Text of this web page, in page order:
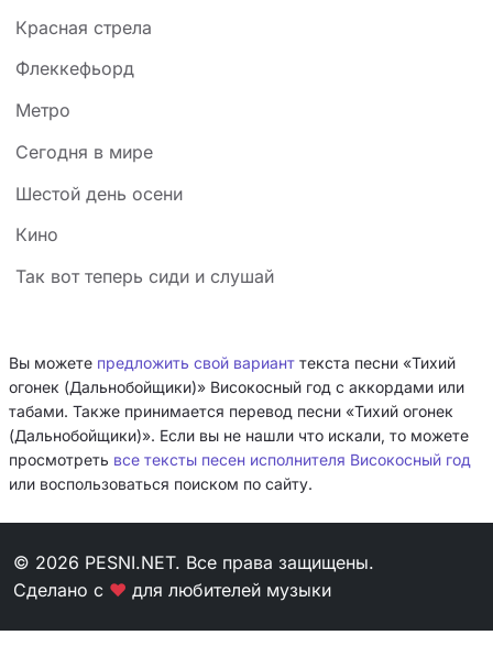
Красная стрела
Флеккефьорд
Метро
Сегодня в мире
Шестой день осени
Кино
Так вот теперь сиди и слушай
Вы можете предложить свой вариант текста песни «Тихий
огонек (Дальнобойщики)» Високосный год с аккордами или
табами. Также принимается перевод песни «Тихий огонек
(Дальнобойщики)». Если вы не нашли что искали, то можете
просмотреть все тексты песен исполнителя Високосный год
или воспользоваться поиском по сайту.
© 2026 PESNI.NET. Все права защищены.
Сделано с ❤ для любителей музыки